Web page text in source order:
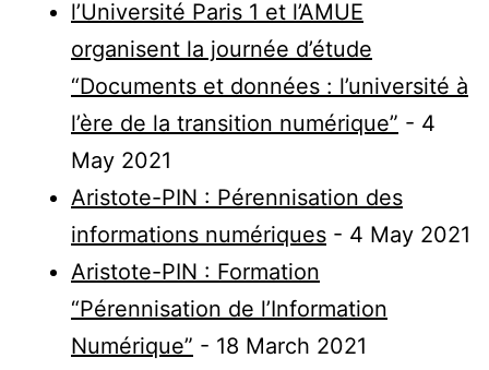
l’Université Paris 1 et l’AMUE
organisent la journée d’étude
“Documents et données : l’université à
l’ère de la transition numérique” - 4
May 2021
Aristote-PIN : Pérennisation des
informations numériques - 4 May 2021
Aristote-PIN : Formation
“Pérennisation de l’Information
Numérique” - 18 March 2021